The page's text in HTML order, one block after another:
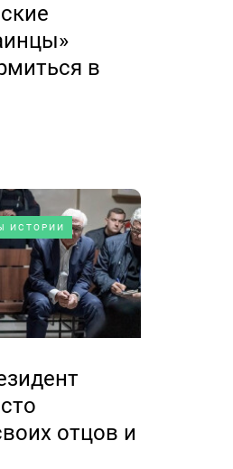
в
ИСТОРИИ
отцов и